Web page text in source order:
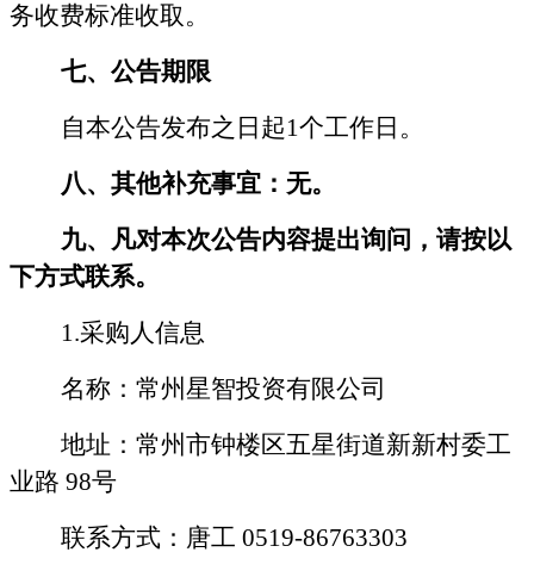
务收费标准收取。
七、公告期限
自本公告发布之日起1个工作日。
八、其他补充事宜：无。
九、凡对本次公告内容提出询问，请按以
下方式联系。
1.采购人信息
名称：常州星智投资有限公司
地址：常州市钟楼区五星街道新新村委工
业路 98号
联系方式： 唐工 0519-86763303